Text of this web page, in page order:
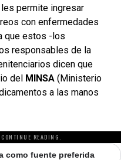
permite ingresar
con enfermedades
que estos -los
responsables de la
dicen que
del MINSA (Ministerio
a las manos
READING.
como fuente preferida